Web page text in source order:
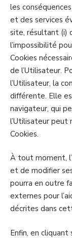
les
et des services
site, résultant (i)
l’impossibilité
Cookies
de l’Utilisateur.
l’Utilisateur, la
différente. Elle
navigateur, qui
l’Utilisateur peut
Cookies.
À tout moment,
et de modifier
pourra en outre
externes pour
décrites dans
Enfin, en